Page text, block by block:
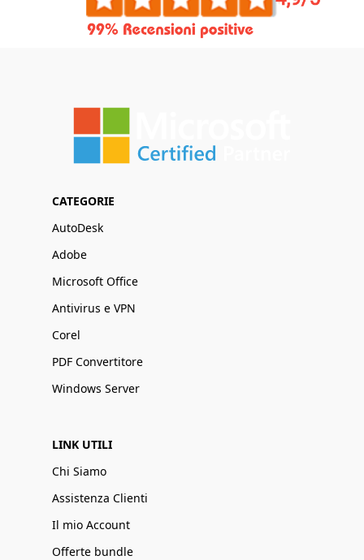
CATEGORIE
AutoDesk
Adobe
Microsoft Office
Antivirus e VPN
Corel
PDF Convertitore
Windows Server
LINK UTILI
Chi Siamo
Assistenza Clienti
Il mio Account
Offerte bundle